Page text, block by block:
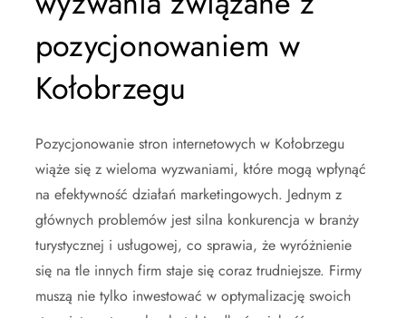
pozycjonowaniem w
Kołobrzegu
Pozycjonowanie stron internetowych w Kołobrzegu
wiąże się z wieloma wyzwaniami, które mogą wpłynąć
na efektywność działań marketingowych. Jednym z
głównych problemów jest silna konkurencja w branży
turystycznej i usługowej, co sprawia, że wyróżnienie
się na tle innych firm staje się coraz trudniejsze. Firmy
muszą nie tylko inwestować w optymalizację swoich